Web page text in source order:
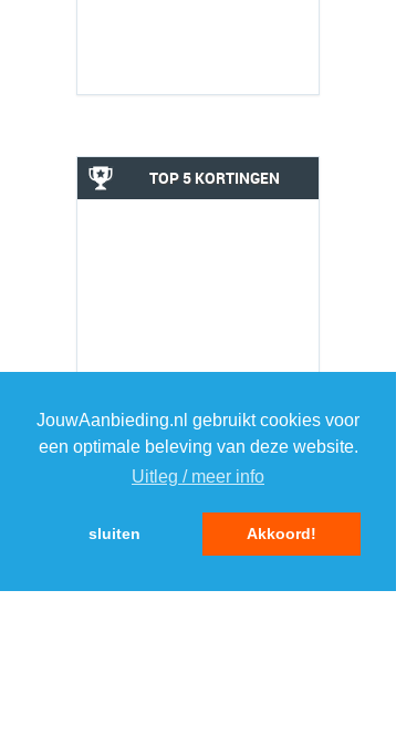
JouwAanbieding.nl gebruikt cookies voor
een optimale beleving van deze website.
Uitleg / meer info
sluiten Akkoord!
TOP 5 KORTINGEN